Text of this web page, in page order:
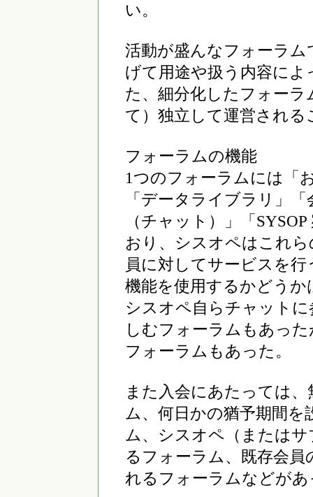
い。
活動が盛んなフォーラ
げて用途や扱う内容に
た、細分化したフォー
て）独立して運営され
フォーラムの機能
1つのフォーラムには「
「データライブラリ」
（チャット）」「
おり、シスオペはこれ
員に対してサービスを
機能を使用するかどう
シスオペ自らチャット
しむフォーラムもあっ
フォーラムもあった。
また入会にあたっては
ム、何日かの猶予期間
ム、シスオペ（または
るフォーラム、既存会
れるフォーラムなどがあ